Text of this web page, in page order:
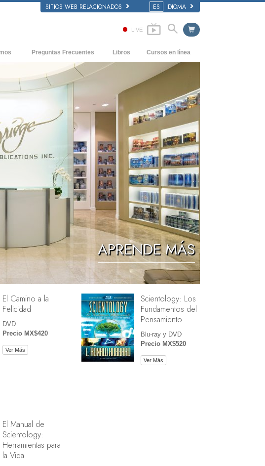
SITIOS WEB RELACIONADOS ES IDIOMA
LIVE
Preguntas Frecuentes
Antecedentes y principios básicos
Dentro de una Iglesia
La Organización de Scientology
Libros
Audiolibros
Conferencias Introductorias
Películas
Cursos en línea
Cómo Resolver los Conflictos
Las Dinámicas de la Existencia
Los Componentes de la Comprensión
Soluciones para un Entorno Peligroso
Ayudas para Enfermedades y Lesiones
La Integridad y la Honestidad
El Matrimonio
La Escala Tonal Emocional
Respuestas a las Drogas
Herramientas para el Entorno Laboral
La Ética y las Condiciones
La Causa de la Supresión
Investigaciones
Los Fundamentos de la Organización
Los Fundamentos de las Relaciones
Públicas
APRENDE MÁS
El Camino a la
Felicidad
DVD
Precio MX$420
Ver Más
Scientology: Los
Fundamentos del
Pensamiento
Blu-ray y DVD
Precio MX$520
Ver Más
El Manual de
Scientology:
Herramientas para
la Vida